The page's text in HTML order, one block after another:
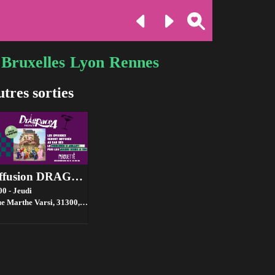
Bruxelles Lyon Rennes
sorties
Diffusion DRAGRACE FRANCE 19h à Pirouette
- Jeudi
Marthe Varsi, 31300, Toulouse